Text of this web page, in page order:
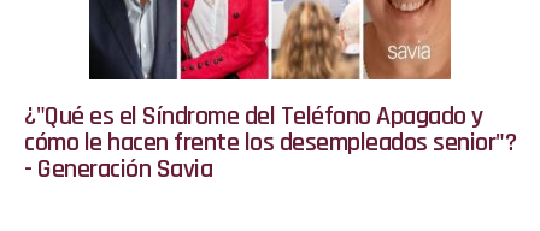
¿"Qué es el Síndrome del Teléfono Apagado y
cómo le hacen frente los desempleados senior"?
- Generación Savia